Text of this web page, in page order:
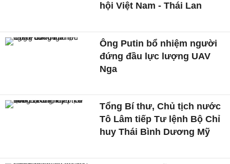
hội Việt Nam - Thái Lan
Ông Putin bổ nhiệm người
đứng đầu lực lượng UAV
Nga
Tổng Bí thư, Chủ tịch nước
Tô Lâm tiếp Tư lệnh Bộ Chỉ
huy Thái Bình Dương Mỹ